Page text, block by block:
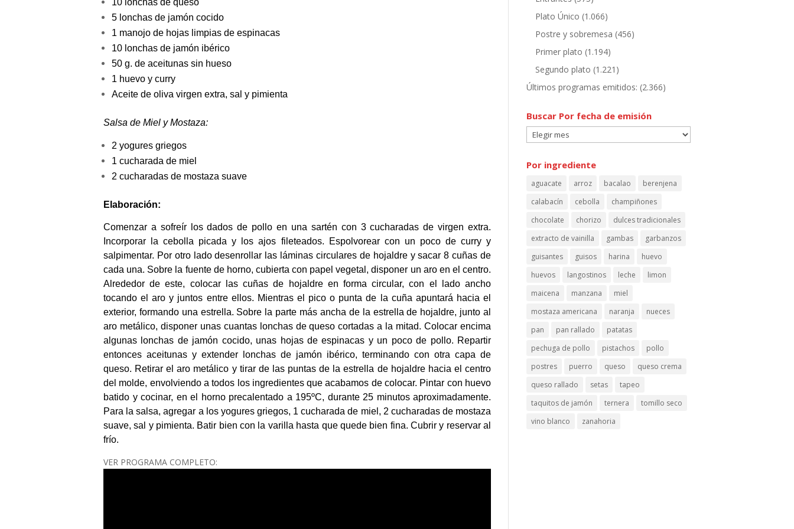
10 lonchas de queso
5 lonchas de jamón cocido
1 manojo de hojas limpias de espinacas
10 lonchas de jamón ibérico
50 g. de aceitunas sin hueso
1 huevo y curry
Aceite de oliva virgen extra, sal y pimienta
Salsa de Miel y Mostaza:
2 yogures griegos
1 cucharada de miel
2 cucharadas de mostaza suave
Elaboración:
Comenzar a sofreír los dados de pollo en una sartén con 3 cucharadas de virgen extra.
Incorporar la cebolla picada y los ajos fileteados. Espolvorear con un poco de curry y
salpimentar. Por otro lado desenrollar las láminas circulares de hojaldre y sacar 8 cuñas de
cada una. Sobre la fuente de horno, cubierta con papel vegetal, disponer un aro en el centro.
Alrededor de este, colocar las cuñas de hojaldre en forma circular, con el lado ancho
tocando el aro y juntos entre ellos. Mientras el pico o punta de la cuña apuntará hacia el
exterior, formando una estrella. Sobre la parte más ancha de la estrella de hojaldre, junto al
aro metálico, disponer unas cuantas lonchas de queso cortadas a la mitad. Colocar encima
algunas lonchas de jamón cocido, unas hojas de espinacas y un poco de pollo. Repartir
entonces aceitunas y extender lonchas de jamón ibérico, terminando con otra capa de
queso. Retirar el aro metálico y tirar de las puntas de la estrella de hojaldre hacia el centro
del molde, envolviendo a todos los ingredientes que acabamos de colocar. Pintar con huevo
batido y cocinar, en el horno precalentado a 195ºC, durante 25 minutos aproximadamente.
Para la salsa, agregar a los yogures griegos, 1 cucharada de miel, 2 cucharadas de mostaza
suave, sal y pimienta. Batir bien con la varilla hasta que quede bien fina. Cubrir y reservar al
frío.
VER PROGRAMA COMPLETO:
Plato Único (1.066)
Postre y sobremesa (456)
Primer plato (1.194)
Segundo plato (1.221)
Últimos programas emitidos: (2.366)
Buscar Por fecha de emisión
Buscar
Por
fecha
emisión
Por ingrediente
aguacate arroz bacalao
berenjena
calabacín
cebolla
champiñones
chocolate
chorizo
dulces tradicionales
extracto de vainilla
gambas
garbanzos
guisantes
guisos harina
huevo
huevos
langostinos leche
limon
maicena
manzana
miel
mostaza americana
naranja
nueces
pan
pan rallado
patatas
pechuga de pollo
pistachos
pollo
postres
puerro queso
queso crema
queso rallado
setas
tapeo
taquitos de jamón
ternera
tomillo seco
vino blanco
zanahoria